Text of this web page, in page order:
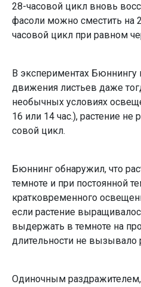
28-часовой цикл вновь
фасоли можно сместить на
часовой цикл при равном
В экспериментах Бюннингу
движения ли­стьев даже
необычных условиях
16 или 14 час.), растение
совой цикл.
Бюннинг обнаружил, что
темноте и при постоянной
кратковременного
если растение
выдер­жать в темноте на
длительности не вызывало
Одиночным раздражителем,